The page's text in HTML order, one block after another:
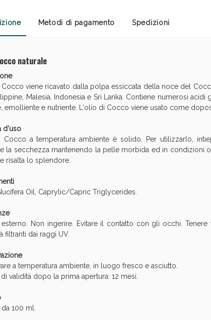
Metodi di pagamento Spedizioni
naturale
viene ricavato dalla polpa essiccata della noce del
Malesia, Indonesia e Sri Lanka. Contiene numerosi
emolliente e nutriente. L'olio di Cocco viene usato come
d'uso
Cocco a temperatura ambiente è solido. Per utilizzarlo,
la secchezza mantenendo la pelle morbida ed in condizioni
risalta lo splendore.
Oil, Caprylic/Capric Triglycerides.
esterno. Non ingerire. Evitare il contatto con gli occhi.
filtranti dai raggi UV.
a temperatura ambiente, in luogo fresco e asciutto.
validità dopo la prima apertura: 12 mesi.
100 ml.
Anticellulite e Fanghi: